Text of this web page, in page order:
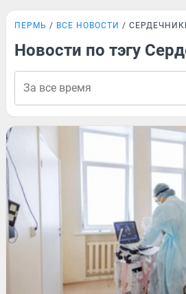
ПЕРМЬ ВСЕ НОВОСТИ
Новости по тэгу